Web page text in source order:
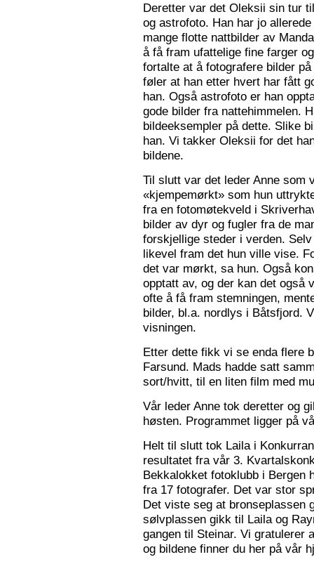
Deretter var det Oleksii sin tur
og astrofoto. Han har jo
mange flotte nattbilder av
å få fram ufattelige fine farger
fortalte at å fotografere bilder
føler at han etter hvert har fått
han. Også astrofoto er han
gode bilder fra nattehimmelen.
bildeeksempler på dette. Slike
han. Vi takker Oleksii for det
bildene.
Til slutt var det leder Anne som
«kjempemørkt» som hun
fra en fotomøtekveld i
bilder av dyr og fugler fra de
forskjellige steder i verden.
likevel fram det hun ville vise.
det var mørkt, sa hun. Også
opptatt av, og der kan det
ofte å få fram stemningen,
bilder, bl.a. nordlys i Båtsfjord.
visningen.
Etter dette fikk vi se enda flere
Farsund. Mads hadde satt
sort/hvitt, til en liten film med
Vår leder Anne tok deretter og
høsten. Programmet ligger på
Helt til slutt tok Laila i
resultatet fra vår 3.
Bekkalokket fotoklubb i
fra 17 fotografer. Det var stor
Det viste seg at bronseplassen
sølvplassen gikk til Laila og
gangen til Steinar. Vi gratulerer
og bildene finner du her på vår